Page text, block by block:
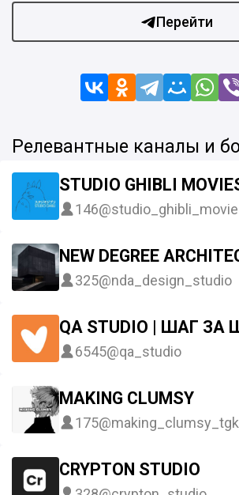
Перейти
Релевантные каналы и
STUDIO GHIBLI
146
NEW DEGREE
325@nda_design_studio
QA STUDIO | ШАГ ЗА
6545@qa_studio
MAKING CLUMSY
175@making_clumsy_tgk
CRYPTON STUDIO